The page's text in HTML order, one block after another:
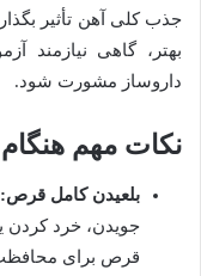
جذب کلی آهن تأثیر
بهتر، گاهی نیازمند
داروساز مشورت شود.
نکات مهم
بلعیدن کامل قرص:
جویدن، خرد کردن
قرص برای